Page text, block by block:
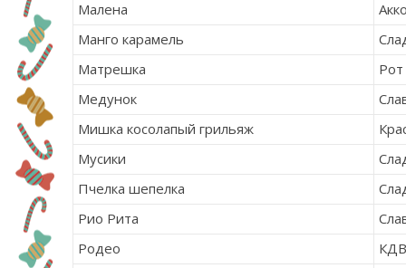
Малена
Манго карамель
Матрешка
Медунок
Мишка косолапый грильяж
Мусики
Пчелка шепелка
Рио Рита
Родео
КДВ